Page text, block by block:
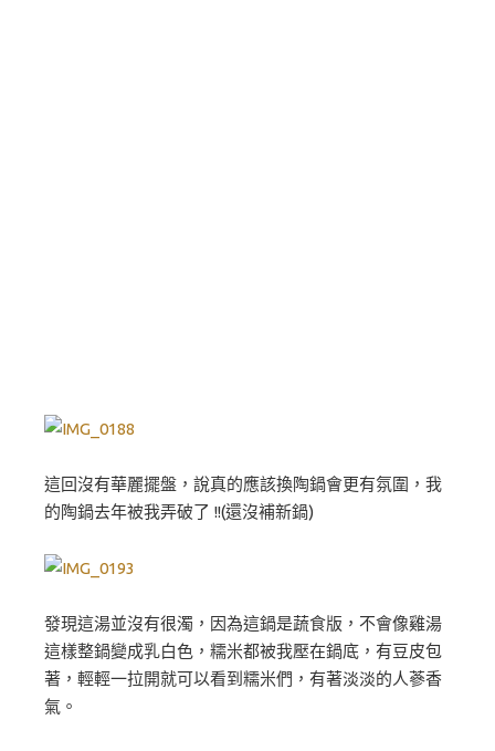
這回沒有華麗擺盤，說真的應該換陶鍋會更有氛圍，我
的陶鍋去年被我弄破了 !!(還沒補新鍋)
發現這湯並沒有很濁，因為這鍋是蔬食版，不會像雞湯
這樣整鍋變成乳白色，糯米都被我壓在鍋底，有豆皮包
著，輕輕一拉開就可以看到糯米們，有著淡淡的人蔘香
氣。